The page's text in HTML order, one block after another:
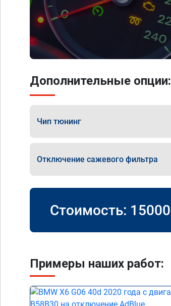
Дополнительные опции:
Чип тюнинг
Отключение сажевого фильтра
Стоимость: 15000
Примеры наших работ: